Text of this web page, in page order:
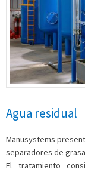
Agua residual
Manusystems
separadores de
El tratamiento